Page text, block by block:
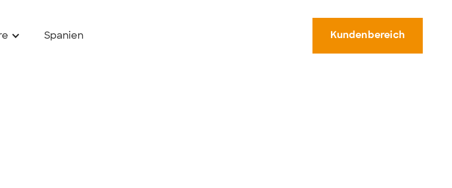
Spanien Kundenbereich